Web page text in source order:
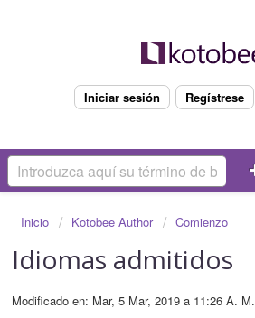
Iniciar sesión Regístrese
Inicio Kotobee Author Comienzo
Idiomas admitidos
Modificado en: Mar, 5 Mar, 2019 a 11:26 A. M.